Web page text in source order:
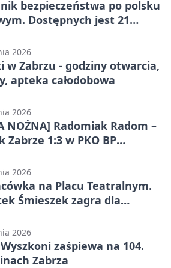
bezpieczeństwa po polsku
Dostępnych jest 21
2026
w Zabrzu - godziny otwarcia,
apteka całodobowa
2026
NOŻNA] Radomiak Radom –
Zabrze 1:3 w PKO BP
dał zabrzanom zwycięstwo
2026
na Placu Teatralnym.
Śmieszek zagra dla
2026
zaśpiewa na 104.
Zabrza